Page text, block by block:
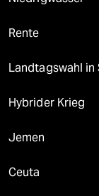
Rente
Landtagswahl
Hybrider Krieg
Jemen
Ceuta